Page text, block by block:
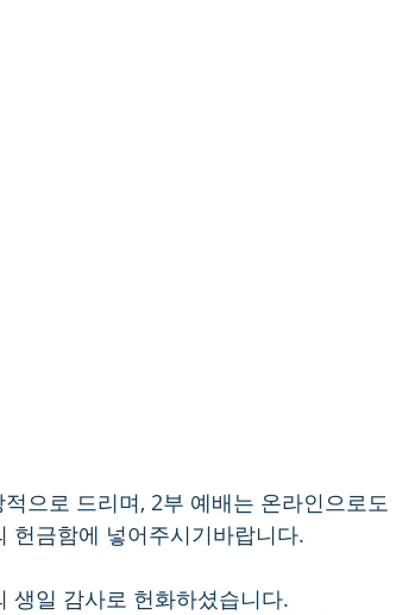
으로 드리며, 2부 예배는 온라인으로도
헌금함에 넣어주시기바랍니다.
생일 감사로 헌화하셨습니다.